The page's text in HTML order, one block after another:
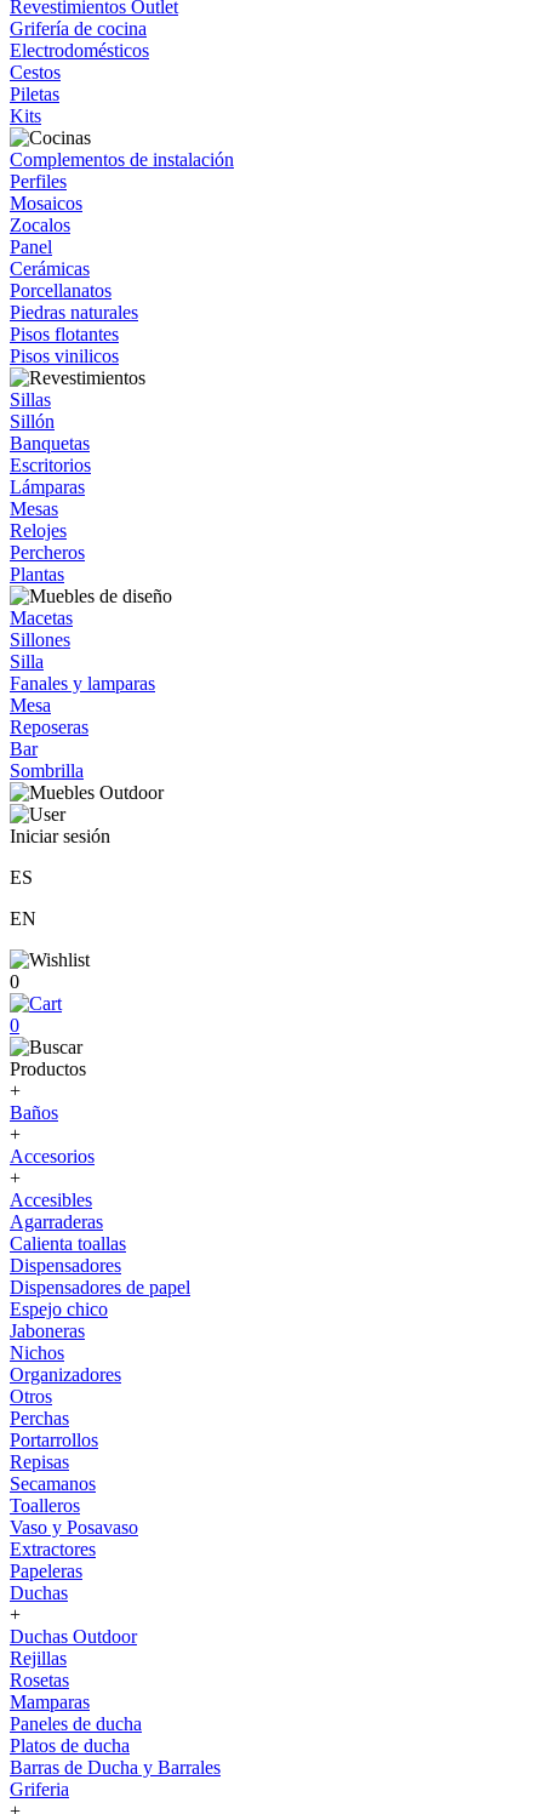
Revestimientos Outlet
Grifería de cocina
Electrodomésticos
Cestos
Piletas
Kits
Complementos de instalación
Perfiles
Mosaicos
Zocalos
Panel
Cerámicas
Porcellanatos
Piedras naturales
Pisos flotantes
Pisos vinilicos
Sillas
Sillón
Banquetas
Escritorios
Lámparas
Mesas
Relojes
Percheros
Plantas
Macetas
Sillones
Silla
Fanales y lamparas
Mesa
Reposeras
Bar
Sombrilla
Iniciar sesión
ES
EN
0
0
Productos
+
Baños
+
Accesorios
+
Accesibles
Agarraderas
Calienta toallas
Dispensadores
Dispensadores de papel
Espejo chico
Jaboneras
Nichos
Organizadores
Otros
Perchas
Portarrollos
Repisas
Secamanos
Toalleros
Vaso y Posavaso
Extractores
Papeleras
Duchas
+
Duchas Outdoor
Rejillas
Rosetas
Mamparas
Paneles de ducha
Platos de ducha
Barras de Ducha y Barrales
Griferia